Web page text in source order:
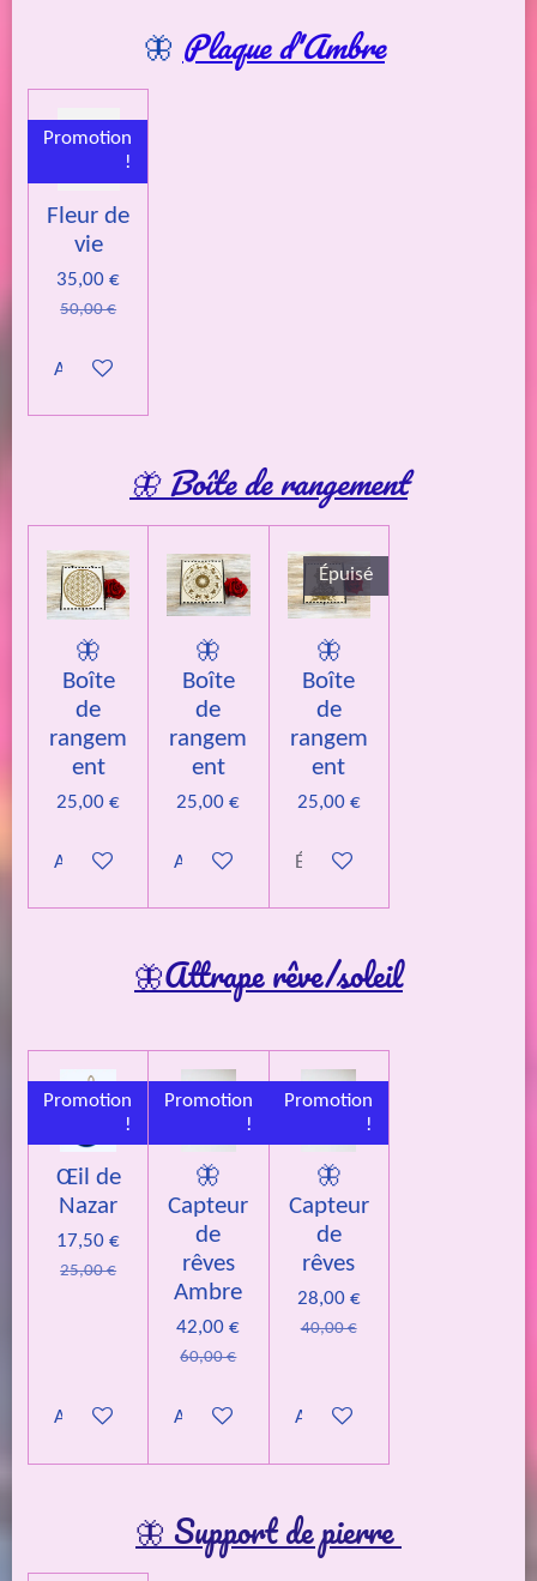
🦋 Plaque d'Ambre
Promotion
!
Fleur de
vie
35,00 €
50,00 €
Ajouter au panier
🦋 Boîte de rangement
🦋
Boîte
de
rangem
ent
25,00 €
Ajouter au panier
🦋
Boîte
de
rangem
ent
25,00 €
Ajouter au panier
Épuisé
🦋
Boîte
de
rangem
ent
25,00 €
Épuisé
🦋Attrape rêve/soleil
Promotion
!
Œil de
Nazar
17,50 €
25,00 €
Ajouter au panier
Promotion
!
🦋
Capteur
de
rêves
Ambre
42,00 €
60,00 €
Ajouter au panier
Promotion
!
🦋
Capteur
de
rêves
28,00 €
40,00 €
Ajouter au panier
🦋 Support de pierre